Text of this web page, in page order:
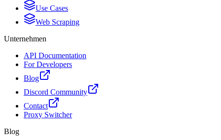
Use Cases
Web Scraping
Unternehmen
API Documentation
For Developers
Blog
Discord Community
Contact
Proxy Switcher
Blog